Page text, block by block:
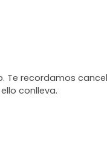
Te recordamos
conlleva.